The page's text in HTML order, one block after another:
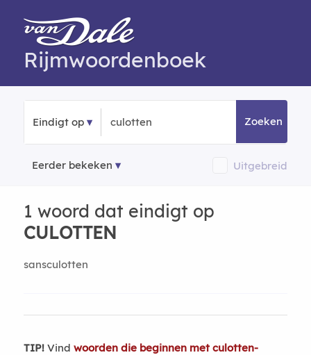
Rijmwoordenboek
Eindigt op Zoeken
Eerder bekeken Uitgebreid
1 woord dat eindigt op
CULOTTEN
sansculotten
TIP!Vind woorden die beginnen met culotten-